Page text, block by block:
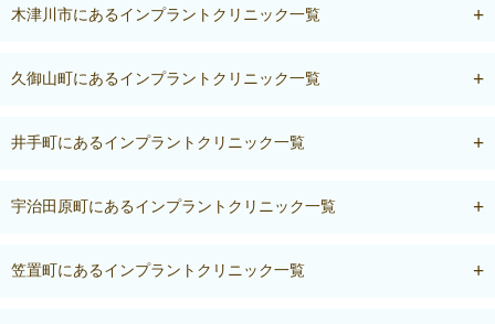
木津川市にあるインプラントクリニック一覧
久御山町にあるインプラントクリニック一覧
井手町にあるインプラントクリニック一覧
宇治田原町にあるインプラントクリニック一覧
笠置町にあるインプラントクリニック一覧